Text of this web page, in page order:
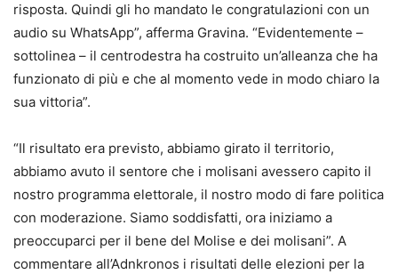
risposta. Quindi gli ho mandato le congratulazioni con un
audio su WhatsApp”, afferma Gravina. “Evidentemente –
sottolinea – il centrodestra ha costruito un’alleanza che ha
funzionato di più e che al momento vede in modo chiaro la
sua vittoria”.
“Il risultato era previsto, abbiamo girato il territorio,
abbiamo avuto il sentore che i molisani avessero capito il
nostro programma elettorale, il nostro modo di fare politica
con moderazione. Siamo soddisfatti, ora iniziamo a
preoccuparci per il bene del Molise e dei molisani”. A
commentare all’Adnkronos i risultati delle elezioni per la